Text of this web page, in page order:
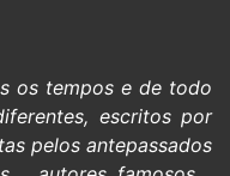
os tempos e de todo
escritos por
pelos antepassados